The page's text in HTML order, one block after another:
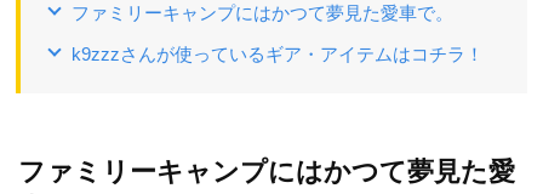
ファミリーキャンプにはかつて夢見た愛車で。
k9zzzさんが使っているギア・アイテムはコチラ！
ファミリーキャンプにはかつて夢見た愛